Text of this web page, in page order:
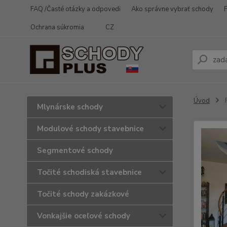
FAQ /Časté otázky a odpovedi Ako správne vybrať schody
Ochrana súkromia
CZ
Mlynárske schody
Modulové schody stavebnice
Segmentové schody
Točité schodiská stavebnice
Točité schody zakázkové
Vonkajšie oceľové schody
Úvod